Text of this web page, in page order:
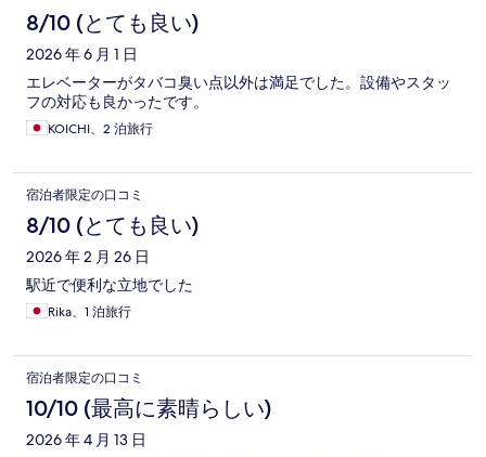
8/10 (とても良い)
2026 年 6 月 1 日
エレベーターがタバコ臭い点以外は満足でした。設備やスタッ
フの対応も良かったです。
KOICHI、2 泊旅行
宿泊者限定の口コミ
8/10 (とても良い)
2026 年 2 月 26 日
駅近で便利な立地でした
Rika、1 泊旅行
宿泊者限定の口コミ
10/10 (最高に素晴らしい)
2026 年 4 月 13 日